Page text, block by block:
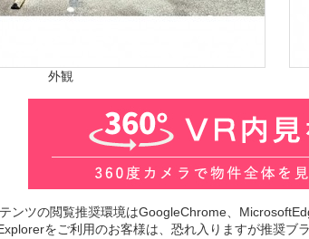
外観
ンツの閲覧推奨環境はGoogleChrome、
をご利用のお客様は、恐れ入りますが推奨ブ